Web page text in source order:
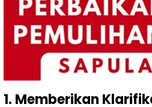
1. Memberikan